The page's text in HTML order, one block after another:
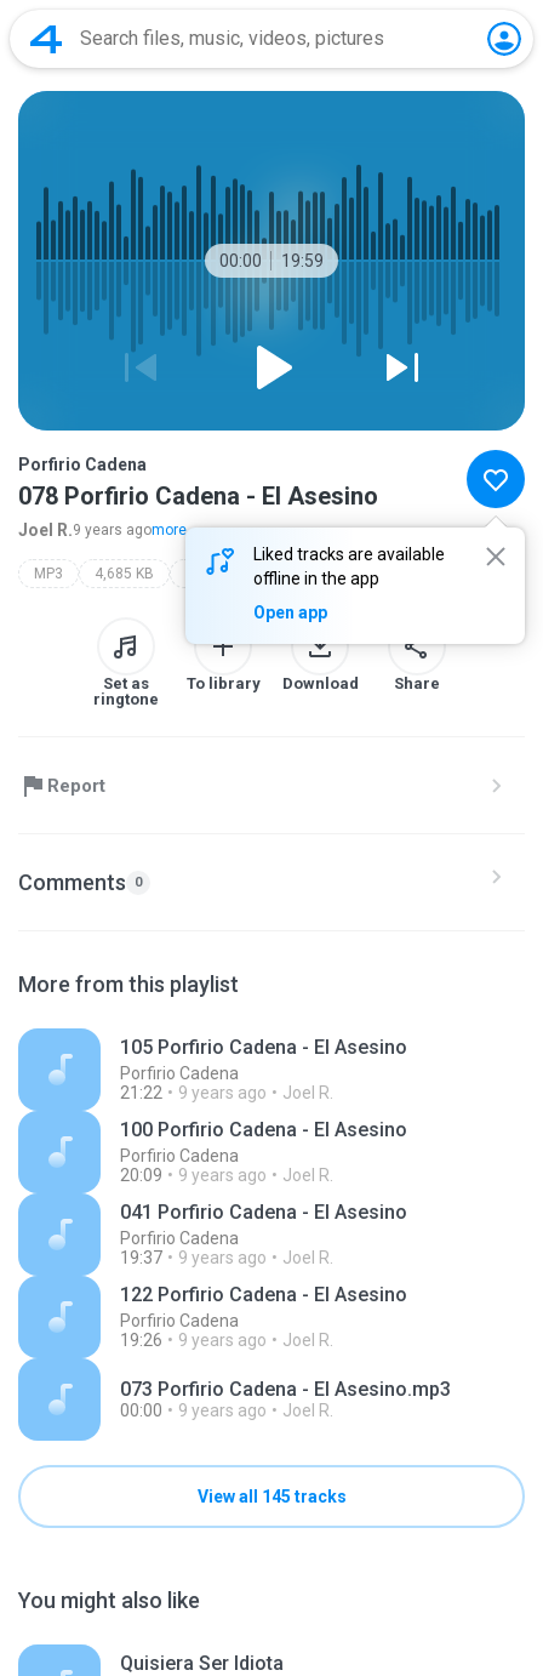
00:00 19:59
Liked tracks are available
offline in the app
Open app
Porfirio Cadena
078 Porfirio Cadena - El Asesino
Joel R.9 years agomore...
MP3 4,685 KB Mexicana porfirio cadena
Set as
ringtone
To library Download Share
Report
Comments 0
More from this playlist
105 Porfirio Cadena - El Asesino
Porfirio Cadena
21:22
9 years ago Joel R.
100 Porfirio Cadena - El Asesino
Porfirio Cadena
20:09
9 years ago Joel R.
041 Porfirio Cadena - El Asesino
Porfirio Cadena
19:37
9 years ago Joel R.
122 Porfirio Cadena - El Asesino
Porfirio Cadena
19:26
9 years ago Joel R.
073 Porfirio Cadena - El Asesino.mp3
00:00 9 years ago Joel R.
View all 145 tracks
You might also like
Quisiera Ser Idiota